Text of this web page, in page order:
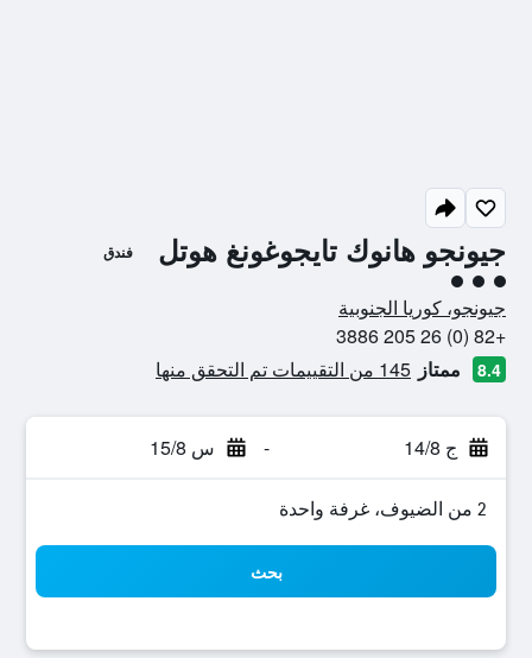
جيونجو هانوك تايجوغونغ هوتل فندق
تقييم فئة 3
جيونجو، كوريا الجنوبية
+82 (0) 26 205 3886
8.4 ممتاز 145 من التقييمات تم التحقق منها
ج 14/8 - س 15/8
2 من الضيوف، غرفة واحدة
بحث